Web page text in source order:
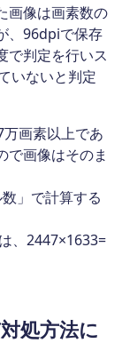
画像は画素数の
、96dpiで保存
で判定を行いス
いないと判定
画素以上であ
で画像はそのま
」で計算する
、2447×1633=
処方法に